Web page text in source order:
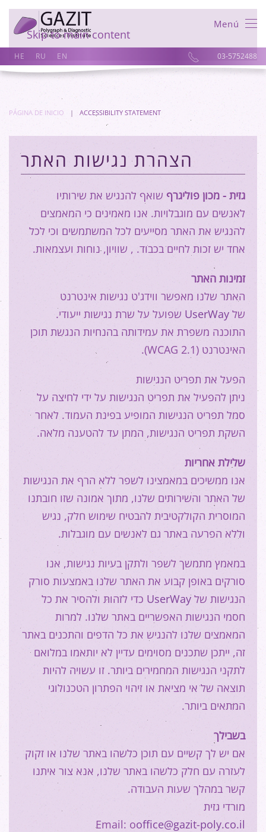
Skip to main content
Menú
HE RU EN 03-5752488
PÁGINA DE INICIO ACCESSIBILITY STATEMENT
הצהרת נגישות האתר
גזית - מכון פוליגרף שואף להנגיש את שירותיו
לאנשים עם מוגבלויות. אנו מאמינים כי המאמצים
להנגיש את האתר מסייעים לכל המשתמשים וכי לכל
אחד יש זכות לחיים בכבוד. , שוויון, נוחות ועצמאות.
זמינות האתר
האתר שלנו מאפשר ווידג'ט נגישות אינטרנט
של UserWay שפועל על שרת נגישות ייעודי.
התוכנה משפרת את עמידותה בהנחיות הנגשת תוכן
האינטרנט (WCAG 2.1).
הפעל את תפריט הנגישות
ניתן להפעיל את תפריט הנגישות על ידי לחיצה על
סמל תפריט הנגישות המופיע בפינת העמוד. לאחר
השקת תפריט הנגישות, המתן עד להטענה מלאה.
שלילת אחריות
אנו ממשיכים במאמצינו לשפר ללא הרף את הנגישות
של האתר והשירותים שלנו, מתוך אמונה שזו חובתנו
המוסרית הקולקטיבית להבטיח שימוש חלק, נגיש
וללא הפרעה באתר גם לאנשים עם מוגבלות.
במאמץ מתמשך לשפר ולתקן בעיות נגישות, אנו
סורקים באופן קבוע את האתר שלנו באמצעות סורק
הנגישות של UserWay כדי לזהות ולהסיר את כל
חסמי הנגישות האפשריים באתר שלנו. למרות
המאמצים שלנו להנגיש את כל הדפים והתכנים באתר
זה, ייתכן שתכנים מסוימים עדיין לא יותאמו במלואם
לתקני הנגישות המחמירים ביותר. זו עשויה להיות
תוצאה של אי מציאת או זיהוי הפתרון הטכנולוגי
המתאים ביותר.
בשבילך
אם יש לך קשיים עם תוכן כלשהו באתר שלנו או זקוק
לעזרה עם חלק כלשהו באתר שלנו, אנא צור איתנו
קשר במהלך שעות העבודה.
מורדי גזית
Email: ooffice@gazit-poly.co.il